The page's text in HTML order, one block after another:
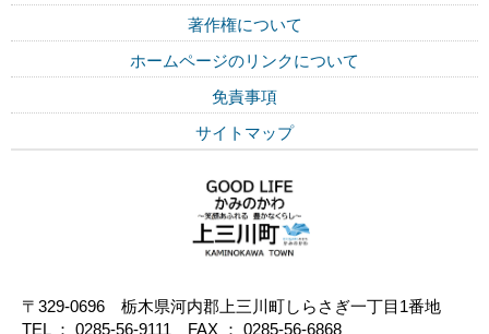
著作権について
ホームページのリンクについて
免責事項
サイトマップ
〒329-0696 栃木県河内郡上三川町しらさぎ一丁目1番地
TEL ： 0285-56-9111 FAX ： 0285-56-6868